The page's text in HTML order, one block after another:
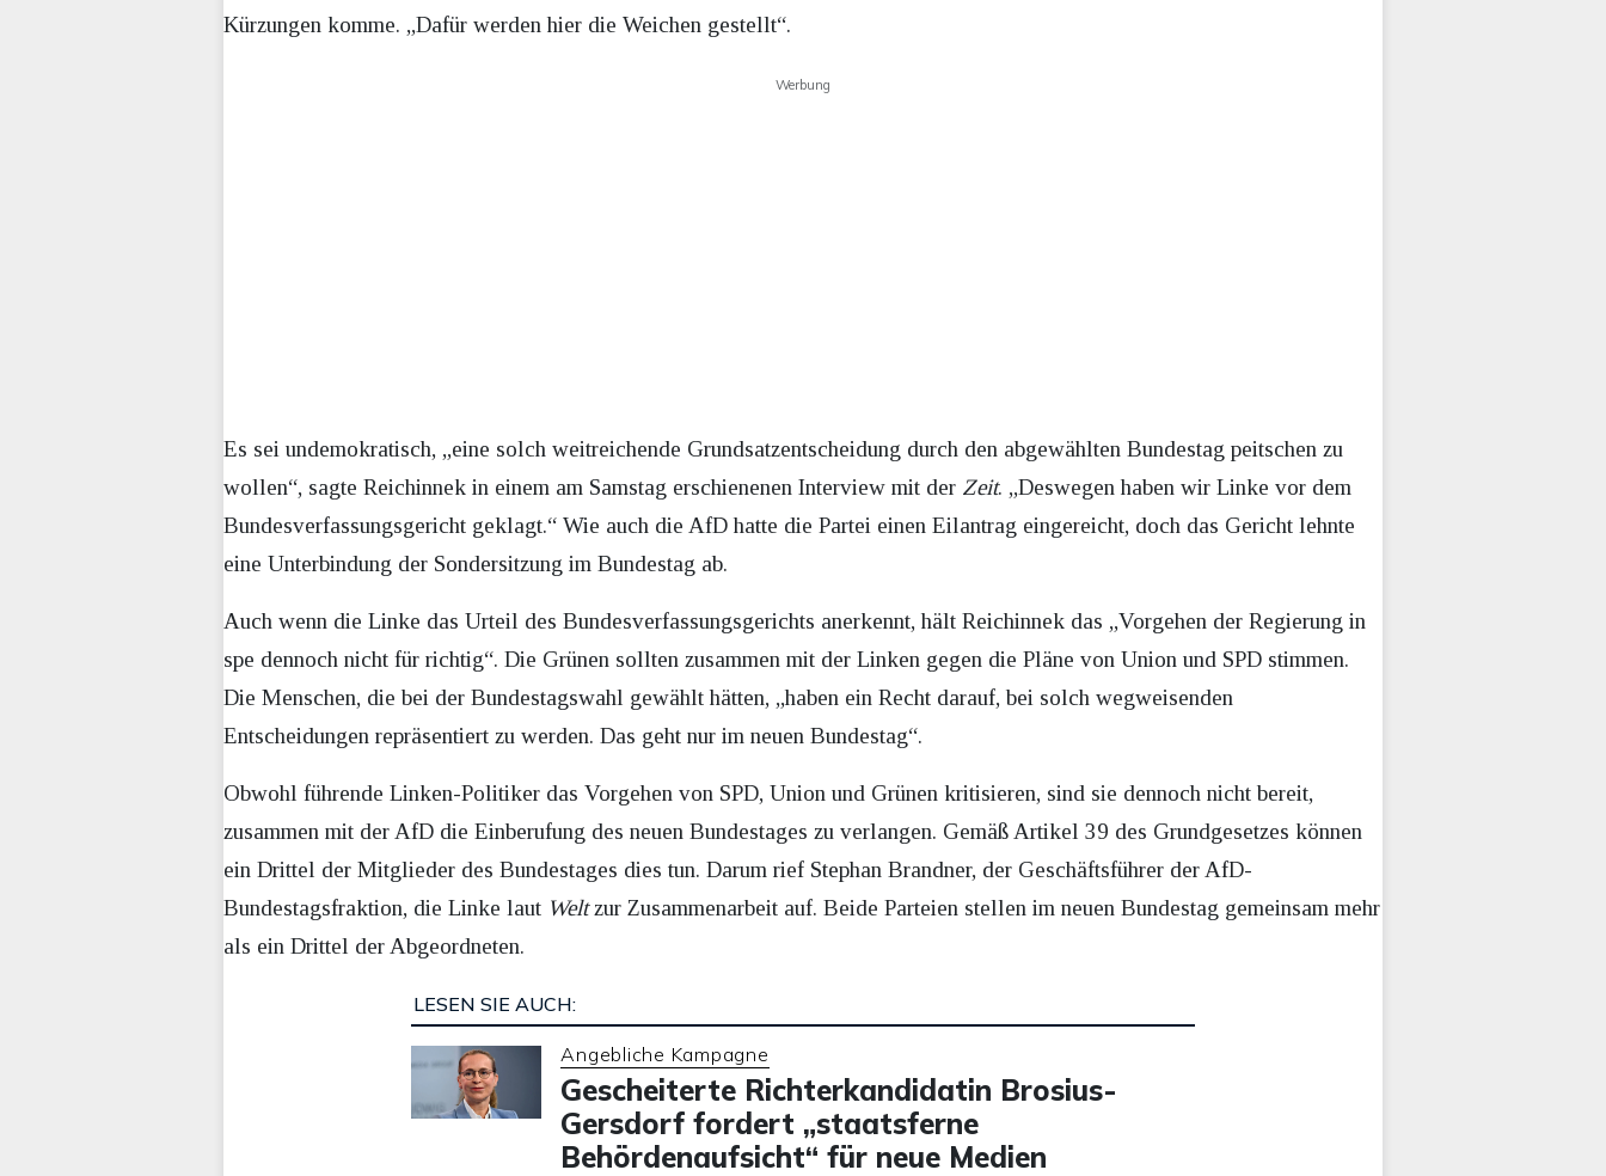
Kürzungen komme. „Dafür werden hier die Weichen gestellt“.
Werbung
Es sei undemokratisch, „eine solch weitreichende Grundsatzentscheidung durch den abgewählten Bundestag peitschen zu
wollen“, sagte Reichinnek in einem am Samstag erschienenen Interview mit der Zeit. „Deswegen haben wir Linke vor dem
Bundesverfassungsgericht geklagt.“ Wie auch die AfD hatte die Partei einen Eilantrag eingereicht, doch das Gericht lehnte
eine Unterbindung der Sondersitzung im Bundestag ab.
Auch wenn die Linke das Urteil des Bundesverfassungsgerichts anerkennt, hält Reichinnek das „Vorgehen der Regierung in
spe dennoch nicht für richtig“. Die Grünen sollten zusammen mit der Linken gegen die Pläne von Union und SPD stimmen.
Die Menschen, die bei der Bundestagswahl gewählt hätten, „haben ein Recht darauf, bei solch wegweisenden
Entscheidungen repräsentiert zu werden. Das geht nur im neuen Bundestag“.
Obwohl führende Linken-Politiker das Vorgehen von SPD, Union und Grünen kritisieren, sind sie dennoch nicht bereit,
zusammen mit der AfD die Einberufung des neuen Bundestages zu verlangen. Gemäß Artikel 39 des Grundgesetzes können
ein Drittel der Mitglieder des Bundestages dies tun. Darum rief Stephan Brandner, der Geschäftsführer der AfD-
Bundestagsfraktion, die Linke laut Weltzur Zusammenarbeit auf. Beide Parteien stellen im neuen Bundestag gemeinsam mehr
als ein Drittel der Abgeordneten.
LESEN SIE AUCH:
Angebliche Kampagne
Gescheiterte Richterkandidatin Brosius-
Gersdorf fordert „staatsferne
Behördenaufsicht“ für neue Medien